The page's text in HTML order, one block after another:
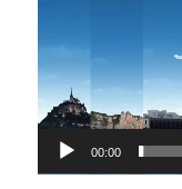
00:00